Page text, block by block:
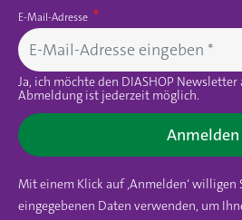
E-Mail-Adresse
Ja, ich möchte den DIASHOP
Abmeldung ist jederzeit möglich.
Anmelden
Mit einem Klick auf ‚Anmelden‘ willigen
eingegebenen Daten verwenden, um